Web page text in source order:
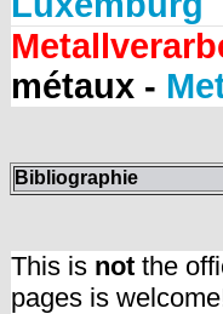
métaux -
Bibliographie
This is not the
pages is